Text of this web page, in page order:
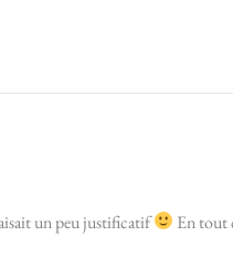
un peu justificatif
En tout